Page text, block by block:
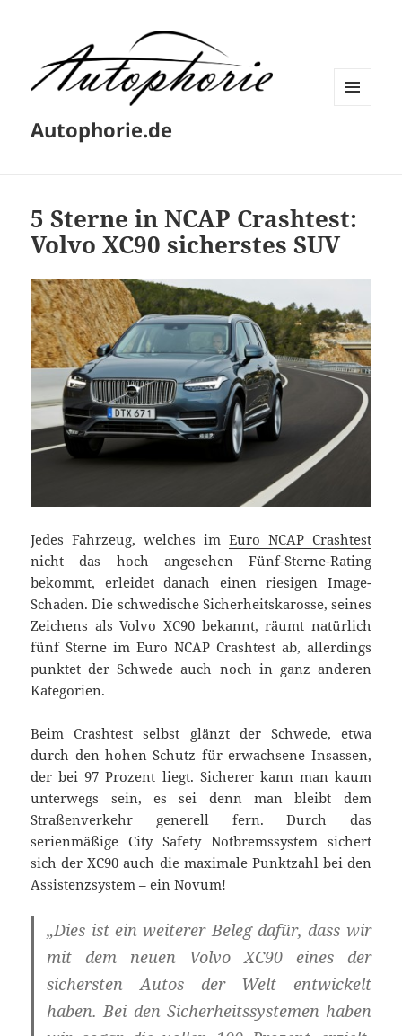
Autophorie.de
5 Sterne in NCAP Crashtest:
Volvo XC90 sicherstes SUV
Jedes Fahrzeug, welches im Euro NCAP Crashtest
nicht das hoch angesehen Fünf-Sterne-Rating
bekommt, erleidet danach einen riesigen Image-
Schaden. Die schwedische Sicherheitskarosse, seines
Zeichens als Volvo XC90 bekannt, räumt natürlich
fünf Sterne im Euro NCAP Crashtest ab, allerdings
punktet der Schwede auch noch in ganz anderen
Kategorien.
Beim Crashtest selbst glänzt der Schwede, etwa
durch den hohen Schutz für erwachsene Insassen,
der bei 97 Prozent liegt. Sicherer kann man kaum
unterwegs sein, es sei denn man bleibt dem
Straßenverkehr generell fern. Durch das
serienmäßige City Safety Notbremssystem sichert
sich der XC90 auch die maximale Punktzahl bei den
Assistenzsystem – ein Novum!
„Dies ist ein weiterer Beleg dafür, dass wir
mit dem neuen Volvo XC90 eines der
sichersten Autos der Welt entwickelt
haben. Bei den Sicherheitssystemen haben